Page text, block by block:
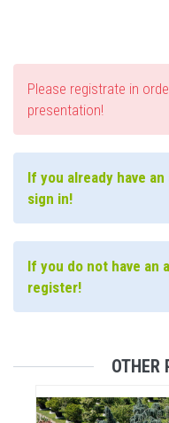
Please registrate in
presentation!
If you already have
sign in!
If you do not have an
register!
OTHER